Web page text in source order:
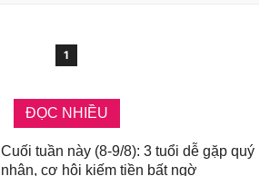
1
ĐỌC NHIỀU
Cuối tuần này (8-9/8): 3 tuổi dễ gặp quý
nhân, cơ hội kiếm tiền bất ngờ